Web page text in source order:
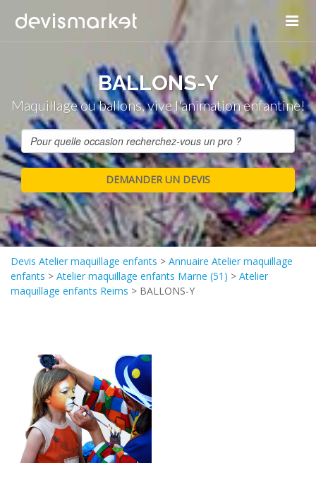
BALLONS-Y
Maquillage ou ballons, vive l'animation enfantine!
Devis Atelier maquillage enfants > Annuaire Atelier maquillage
enfants > Atelier maquillage enfants Marne (51) > Atelier
maquillage enfants Reims > BALLONS-Y